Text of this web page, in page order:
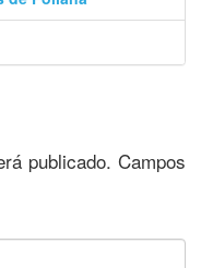
publicado. Campos